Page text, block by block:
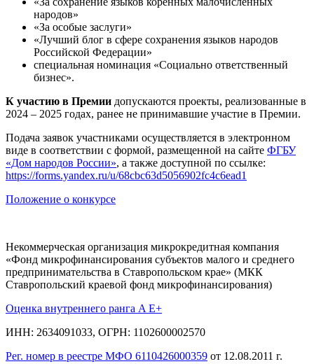
народов»
«За особые заслуги»
«Лучший блог в сфере сохранения языков народов
Российской Федерации»
специальная номинация «Социально ответственный
бизнес».
К участию в Премии допускаются проекты, реализованные в
2024 – 2025 годах, ранее не принимавшие участие в Премии.
Подача заявок участниками осуществляется в электронном
виде в соответствии с формой, размещенной на сайте ФГБУ
«Дом народов России», а также доступной по ссылке:
https://forms.yandex.ru/u/68cbc63d5056902fc4c6ead1
Положение о конкурсе
Некоммерческая организация микрокредитная компания
«Фонд микрофинансирования субъектов малого и среднего
предпринимательства в Ставропольском крае» (МКК
Ставропольский краевой фонд микрофинансирования)
Оценка внутреннего ранга A E+
ИНН: 2634091033, ОГРН: 1102600002570
Рег. номер в реестре МФО 6110426000359 от 12.08.2011 г.